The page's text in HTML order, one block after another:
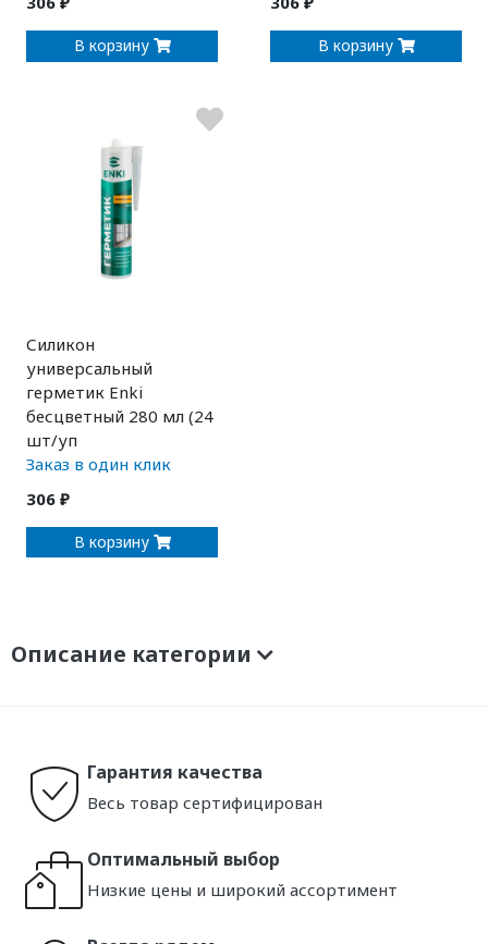
В корзину В корзину
Силикон
универсальный
герметик Enki
бесцветный 280 мл (24
шт/уп
Заказ в один клик
306 ₽
В корзину
Описание категории
Гарантия качества
Весь товар сертифицирован
Оптимальный выбор
Низкие цены и широкий ассортимент